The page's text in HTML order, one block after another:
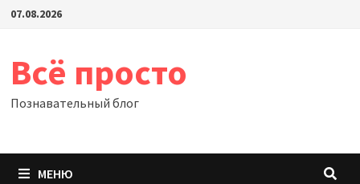
Перейти
07.08.2026
Всё просто
Познавательный блог
МЕНЮ